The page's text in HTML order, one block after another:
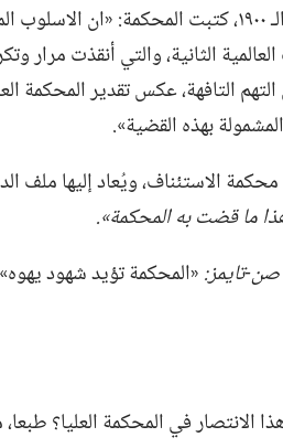
وبالرجوع الى القرارات المتخذة في اربعينات الـ‍ ١٩٠٠،‏ كتبت
الثانية،‏ والتي أنقذت مرار
التافهة،‏ عكس تقدير المحكمة
بهذه القضية».‏
الاستئناف،‏ ويُعاد إليها ملف
ما قضت به المحكمة».‏
‏تايمز:‏‏«المحكمة تؤيد شهود
في المحكمة العليا؟‏